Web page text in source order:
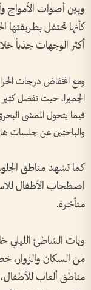
وبين أصوات الأمواج
كأنها تحتفل بطريقتها
أكثر الوجهات جذباً
ومع انخفاض درجات
الجميرا، حيث تفضل
فيما يتحول الممشى
والباحثين عن جلسات
كما تشهد مناطق
اصطحاب الأطفال
متأخرة.
وبات الشاطئ الليلي
من السكان والزوار،
مناطق ألعاب